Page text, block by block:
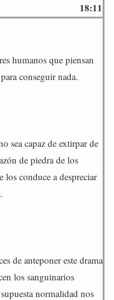
18:11
humanos que piensan
conseguir nada.
sea capaz de extirpar de
de piedra de los
los conduce a despreciar
de anteponer este drama
los sanguinarios
normalidad nos